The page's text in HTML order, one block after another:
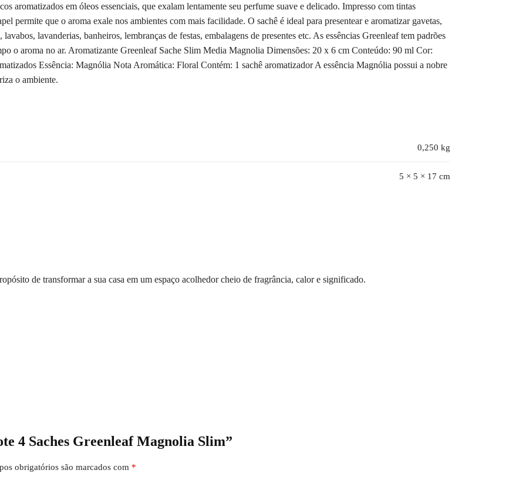
aromatizados em óleos essenciais, que exalam lentamente seu perfume suave e delicado. Impresso com tintas
permite que o aroma exale nos ambientes com mais facilidade. O sachê é ideal para presentear e aromatizar gavetas,
lavanderias, banheiros, lembranças de festas, embalagens de presentes etc. As essências Greenleaf tem padrões
o aroma no ar. Aromatizante Greenleaf Sache Slim Media Magnolia Dimensões: 20 x 6 cm Conteúdo: 90 ml Cor:
Essência: Magnólia Nota Aromática: Floral Contém: 1 sachê aromatizador A essência Magnólia possui a nobre
o ambiente.
0,250 kg
5 × 5 × 17 cm
de transformar a sua casa em um espaço acolhedor cheio de fragrância, calor e significado.
4 Saches Greenleaf Magnolia Slim”
obrigatórios são marcados com *